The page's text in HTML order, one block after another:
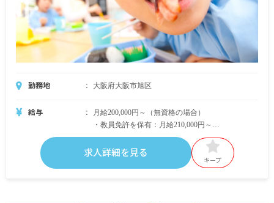
勤務地 大阪府大阪市旭区
給与
月給200,000円～（無資格の場合）
・教員免許を保有：月給210,000円～
・保育士資格を保有：月給240,000円～
・その他の資格保有：月給205,000円～210,000円よ
求人詳細を見る
キープ